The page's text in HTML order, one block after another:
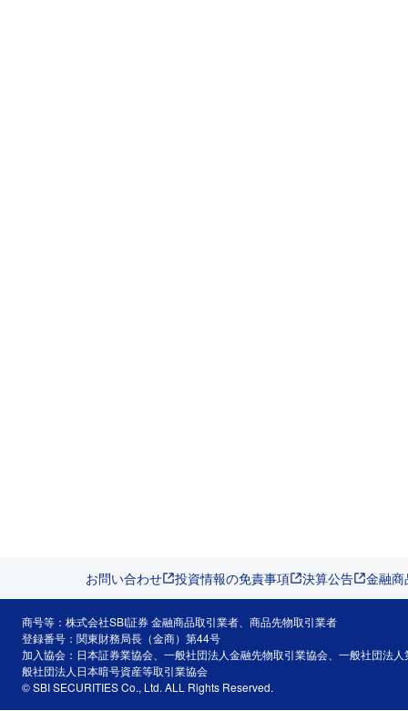
お問い合わせ 投資情報の免責事項 決算公告 金融
商号等：株式会社SBI証券 金融商品取引業者、商品先物取引業者
登録番号：関東財務局長（金商）第44号
加入協会：日本証券業協会、一般社団法人金融先物取引業協会、一般社団法
般社団法人日本暗号資産等取引業協会
© SBI SECURITIES Co., Ltd. ALL Rights Reserved.